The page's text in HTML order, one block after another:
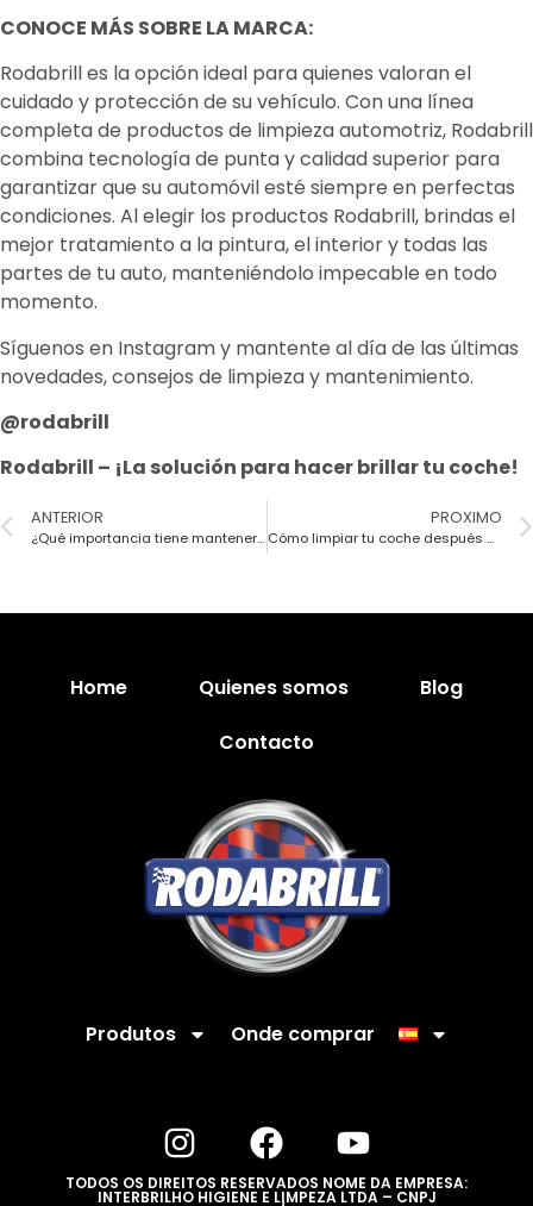
CONOCE MÁS SOBRE LA MARCA:
Rodabrill es la opción ideal para quienes valoran el
cuidado y protección de su vehículo. Con una línea
completa de productos de limpieza automotriz, Rodabrill
combina tecnología de punta y calidad superior para
garantizar que su automóvil esté siempre en perfectas
condiciones. Al elegir los productos Rodabrill, brindas el
mejor tratamiento a la pintura, el interior y todas las
partes de tu auto, manteniéndolo impecable en todo
momento.
Síguenos en Instagram y mantente al día de las últimas
novedades, consejos de limpieza y mantenimiento.
@rodabrill
Rodabrill – ¡La solución para hacer brillar tu coche!
ANTERIOR
¿Qué importancia tiene mantener tu coche limpio en todo momento?
PROXIMO
Cómo limpiar tu coche después de las fiestas y vacaciones de verano
Home Quienes somos
Blog
Contacto
Produtos Onde comprar
TODOS OS DIREITOS RESERVADOS NOME DA EMPRESA:
INTERBRILHO HIGIENE E LIMPEZA LTDA – CNPJ